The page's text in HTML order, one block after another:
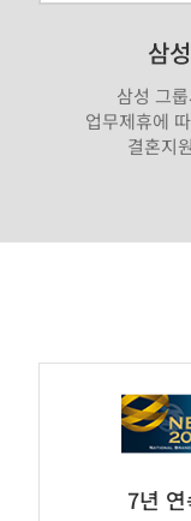
삼
삼성 그
업무제휴에
결혼지
7년 연